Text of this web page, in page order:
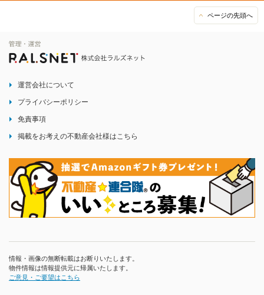
ページの先頭へ
運営会社について
プライバシーポリシー
免責事項
掲載をお考えの不動産会社様はこちら
情報・画像の無断転載はお断りいたします。
物件情報は情報提供元に帰属いたします。
ご意見・ご要望はこちら